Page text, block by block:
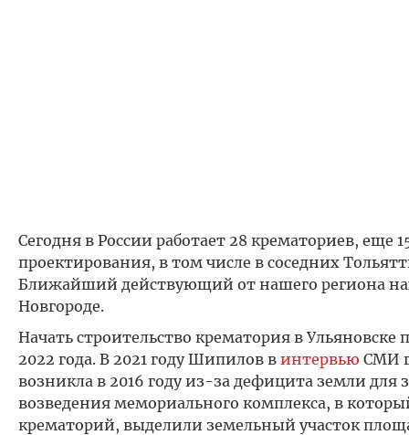
Сегодня в России работает 28 крематориев, еще
проектирования, в том числе в соседних
Ближайший действующий от нашего региона
Новгороде.
Начать строительство крематория в Ульяновске
2022 года. В 2021 году Шипилов в интервью СМИ
возникла в 2016 году из-за дефицита земли для
возведения мемориального комплекса, в
крематорий, выделили земельный участок